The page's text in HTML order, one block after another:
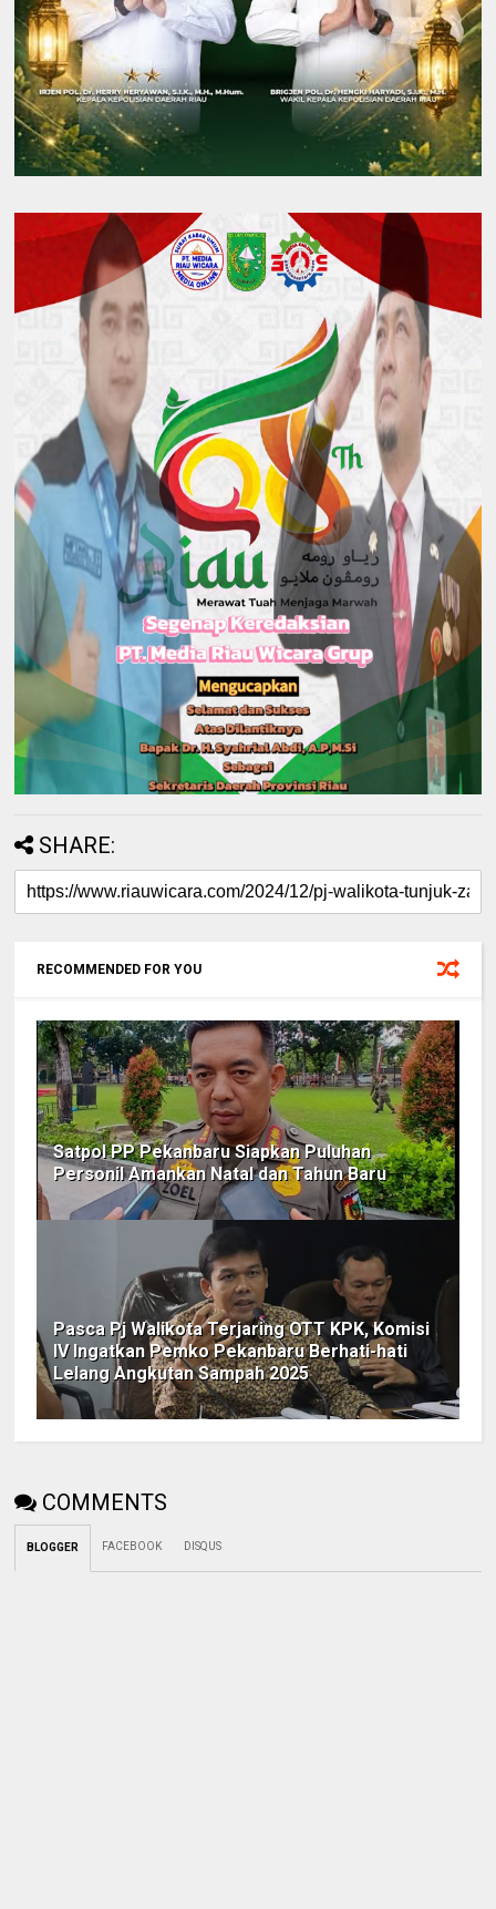
SHARE:
RECOMMENDED FOR YOU
Satpol PP Pekanbaru Siapkan Puluhan
Personil Amankan Natal dan Tahun Baru
Pasca Pj Walikota Terjaring OTT KPK, Komisi
IV Ingatkan Pemko Pekanbaru Berhati-hati
Lelang Angkutan Sampah 2025
COMMENTS
BLOGGER FACEBOOK DISQUS